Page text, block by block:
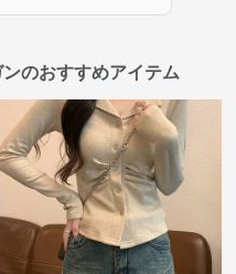
のおすすめアイテム